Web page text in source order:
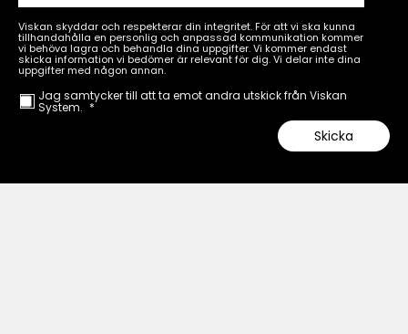
Viskan skyddar och respekterar din integritet. För att vi ska kunna
tillhandahålla en personlig och anpassad kommunikation kommer
vi behöva lagra och behandla dina uppgifter. Vi kommer endast
skicka information vi bedömer är relevant för dig. Vi delar inte dina
uppgifter med någon annan.
Jag samtycker till att ta emot andra utskick från Viskan
System. *